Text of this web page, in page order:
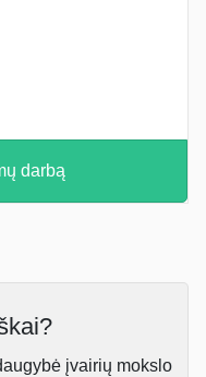
darbą
įvairių mokslo